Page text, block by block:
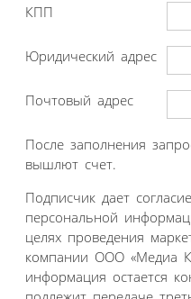
КПП
Юридический адрес
Почтовый адрес
После заполнения
вышлют счет.
Подписчик дает
персональной
целях проведения
компании ООО «Медиа
информация остается